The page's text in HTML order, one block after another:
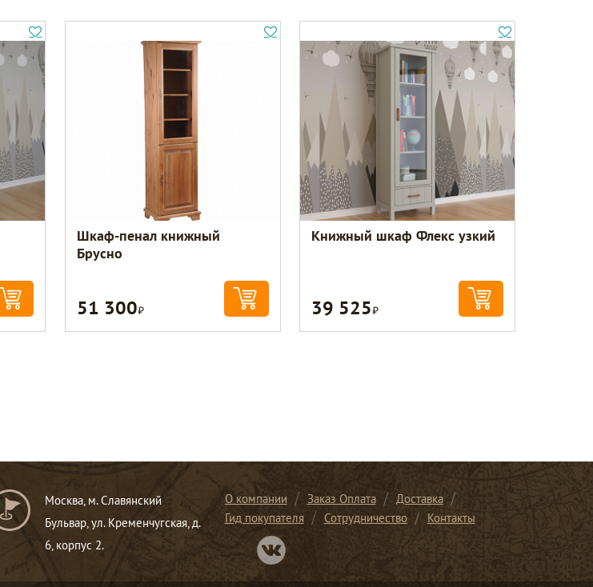
Шкаф-пенал книжный
Брусно
51 300Р
Книжный шкаф Флекс узкий
39 525Р
Москва, м. Славянский
Бульвар, ул. Кременчугская, д.
6, корпус 2.
О компании Заказ Оплата
Доставка
Гид покупателя
Сотрудничество
Контакты
Перейти в нашу группу Вконтакте